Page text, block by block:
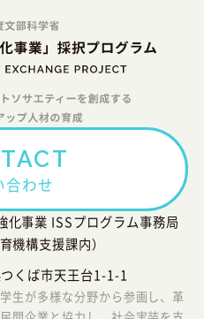
合わせ
生が多様な分野から参画し、革
化事業 ISSプログラム事務局
機構支援課内）
くば市天王台1-1-1